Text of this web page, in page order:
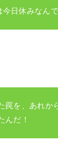
日休みなん
罠を、あれか
んだ！